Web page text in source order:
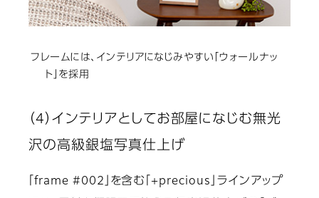
フレームには、インテリアになじみやすい「ウォールナッ
ト」を採用
（4）インテリアとしてお部屋になじむ無光
沢の高級銀塩写真仕上げ
「frame #002」を含む「+precious」ラインアップ